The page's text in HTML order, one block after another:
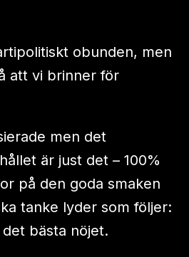
obunden, men
att vi brinner för
men det
är just det – 100%
på den goda smaken
tanke lyder som följer:
bästa nöjet.